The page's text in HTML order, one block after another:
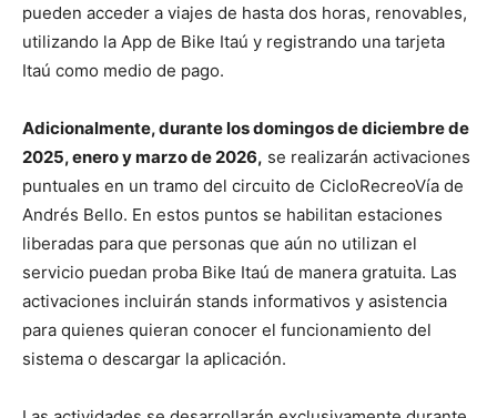
pueden acceder a viajes de hasta dos horas, renovables,
utilizando la App de Bike Itaú y registrando una tarjeta
Itaú como medio de pago.
Adicionalmente, durante los domingos de diciembre de
2025, enero y marzo de 2026, se realizarán activaciones
puntuales en un tramo del circuito de CicloRecreoVía de
Andrés Bello. En estos puntos se habilitan estaciones
liberadas para que personas que aún no utilizan el
servicio puedan proba Bike Itaú de manera gratuita. Las
activaciones incluirán stands informativos y asistencia
para quienes quieran conocer el funcionamiento del
sistema o descargar la aplicación.